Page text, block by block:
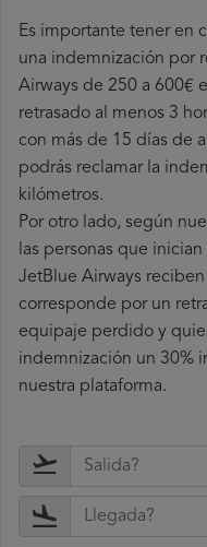
Es importante tener en
una indemnización por
Airways de 250 a 600€
retrasado al menos 3
con más de 15 días de
podrás reclamar la
kilómetros.
Por otro lado, según
las personas que
JetBlue Airways
corresponde por un
equipaje perdido y
indemnización un 30%
nuestra plataforma.